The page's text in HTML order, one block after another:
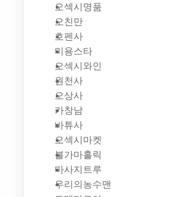
오섹시명품
오친만
호펜사
미용스타
오섹시와인
원천사
오상사
카창남
바튜사
오섹시마켓
불가마홀릭
마사지트루
우리의농수맨